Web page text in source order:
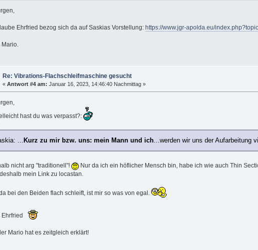
Ehrfried bezog sich da auf Saskias Vorstellung: https://www.jgr-apolda.eu/
Re: Vibrations-Flachschleifmaschine gesucht
« Antwort #4 am: Januar 16, 2023, 14:46:40 Nachmittag »
hast du was verpasst?:
... Kurz zu mir bzw. uns: mein Mann und ich...werden wir uns der Aufarbeitung
nicht arg "traditionell"! Nur da ich ein höflicher Mensch bin, habe ich wie auch Thin
mein Link zu locastan.
bei den Beiden flach schleift, ist mir so was von egal.
Ehrfried
Mario hat es zeitgleich erklärt!